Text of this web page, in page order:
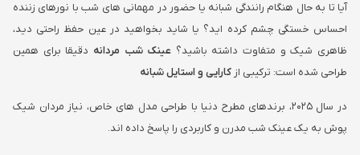
آیا تا به حال هنگام رانندگی شبانه یا حضور در مهمانی های شب با نورهای زننده
احساس خستگی چشم کرده اید؟ یا شاید بخواهید در عین حفظ راحتی دید،
ظاهری شیک و متفاوت داشته باشید؟ عینک شب مردانه دقیقا برای همین
طراحی شده است: ترکیبی از کارایی و استایل شبانه
در سال ۲۰۲۵، برندهای مطرح دنیا با طراحی مدل های خاص، نیاز مردان شیک
پوش به یک عینک شب مدرن و کاربردی را پاسخ داده اند.